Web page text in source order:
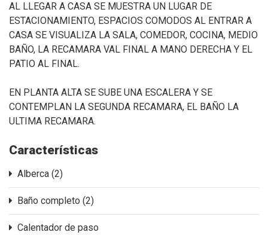
AL LLEGAR A CASA SE MUESTRA UN LUGAR DE
ESTACIONAMIENTO, ESPACIOS COMODOS AL ENTRAR A
CASA SE VISUALIZA LA SALA, COMEDOR, COCINA, MEDIO
BAÑO, LA RECAMARA VAL FINAL A MANO DERECHA Y EL
PATIO AL FINAL.
EN PLANTA ALTA SE SUBE UNA ESCALERA Y SE
CONTEMPLAN LA SEGUNDA RECAMARA, EL BAÑO LA
ULTIMA RECAMARA.
Características
Alberca (2)
Baño completo (2)
Calentador de paso